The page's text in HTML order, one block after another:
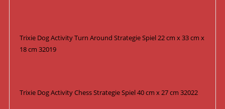
Trixie Dog Activity Turn Around Strategie Spiel 22 cm x 33 cm x
18 cm 32019
Trixie Dog Activity Chess Strategie Spiel 40 cm x 27 cm 32022